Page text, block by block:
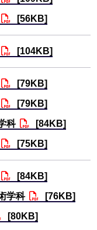
[56KB]
[104KB]
[79KB]
[79KB]
科
[84KB]
[75KB]
[84KB]
学科
[76KB]
[80KB]